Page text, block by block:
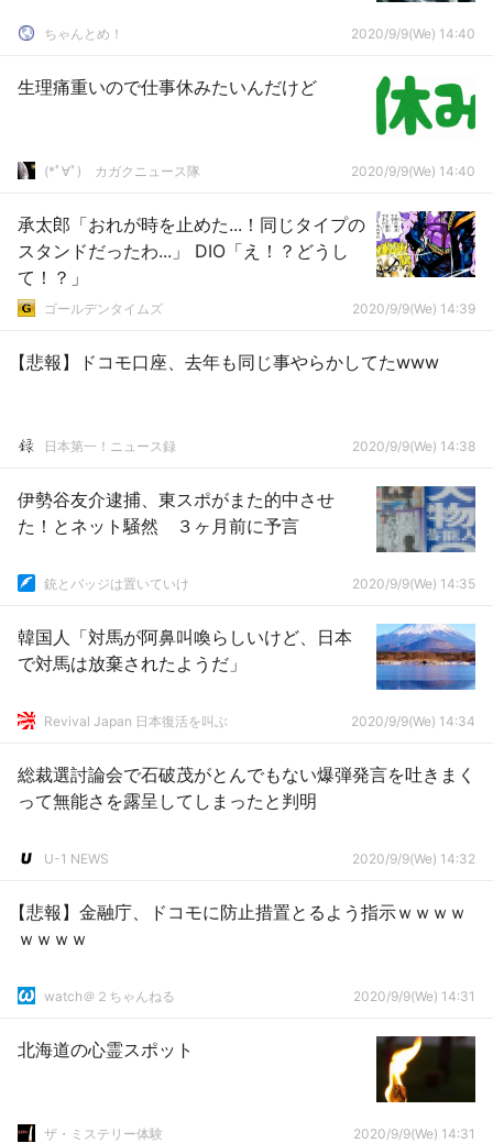
ちゃんとめ！ 2020/9/9(We) 14:40
生理痛重いので仕事休みたいんだけど
(*ﾟ∀ﾟ)ゞカガクニュース隊 2020/9/9(We) 14:40
承太郎「おれが時を止めた...！同じタイプの
スタンドだったわ...」 DIO「え！？どうし
て！？」
ゴールデンタイムズ 2020/9/9(We) 14:39
【悲報】ドコモ口座、去年も同じ事やらかしてたwww
日本第一！ニュース録 2020/9/9(We) 14:38
伊勢谷友介逮捕、東スポがまた的中させ
た！とネット騒然 ３ヶ月前に予言
銃とバッジは置いていけ 2020/9/9(We) 14:35
韓国人「対馬が阿鼻叫喚らしいけど、日本
で対馬は放棄されたようだ」
Revival Japan 日本復活を叫ぶ 2020/9/9(We) 14:34
総裁選討論会で石破茂がとんでもない爆弾発言を吐きまく
って無能さを露呈してしまったと判明
U-1 NEWS 2020/9/9(We) 14:32
【悲報】金融庁、ドコモに防止措置とるよう指示ｗｗｗｗ
ｗｗｗｗ
watch＠２ちゃんねる 2020/9/9(We) 14:31
北海道の心霊スポット
ザ・ミステリー体験 2020/9/9(We) 14:31